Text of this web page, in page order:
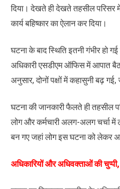
दिया। देखते ही देखते तहसील परिसर
कार्य बहिष्कार का ऐलान कर दिया।
घटना के बाद स्थिति इतनी गंभीर हो
अधिकारी एसडीएम ऑफिस में आपात
अनुसार, दोनों पक्षों में कहासुनी बढ़
घटना की जानकारी फैलते ही तहसील
लोग और कर्मचारी अलग-अलग चर्चा
बन गए जहां लोग इस घटना को लेकर
अधिकारियों और अधिवक्ताओं की चुप्पी,